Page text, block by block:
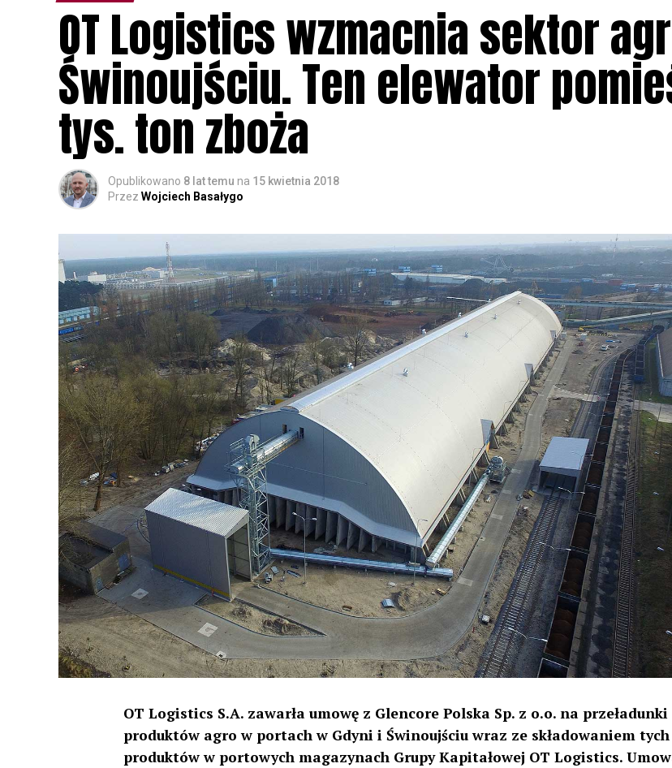
OT Logistics wzmacnia sektor
Świnoujściu. Ten elewator
tys. ton zboża
Opublikowano 8 lat temu na 15 kwietnia 2018
Przez Wojciech Basałygo
OT Logistics S.A. zawarła umowę z Glencore Polska Sp. z o.o. na przeładunki
produktów agro w portach w Gdyni i Świnoujściu wraz ze składowaniem tych
produktów w portowych magazynach Grupy Kapitałowej OT Logistics.